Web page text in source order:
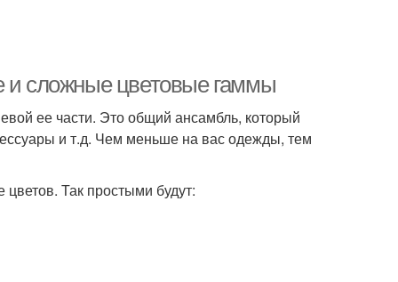
и сложные цветовые гаммы
ее части. Это общий ансамбль, который
и т.д. Чем меньше на вас одежды, тем
Так простыми будут: